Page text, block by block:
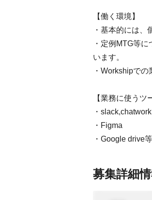
【働く環境】
・基本的には、
・定例MTG等
います。
・Workshipで
【業務に使うツ
・
・Figma
・Google drive
募集詳細